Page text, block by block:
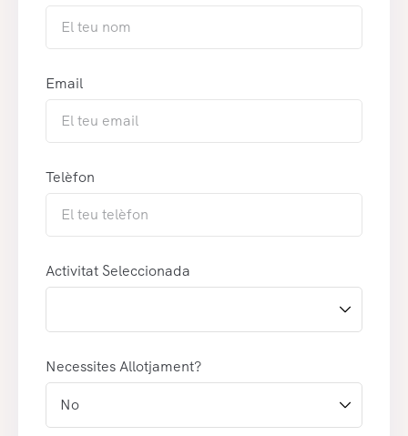
Email
Telèfon
Activitat Seleccionada
Necessites Allotjament?